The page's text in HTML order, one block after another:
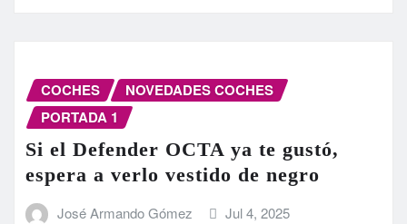
COCHES
NOVEDADES COCHES
PORTADA 1
Si el Defender OCTA ya te gustó,
espera a verlo vestido de negro
José Armando Gómez Jul 4, 2025